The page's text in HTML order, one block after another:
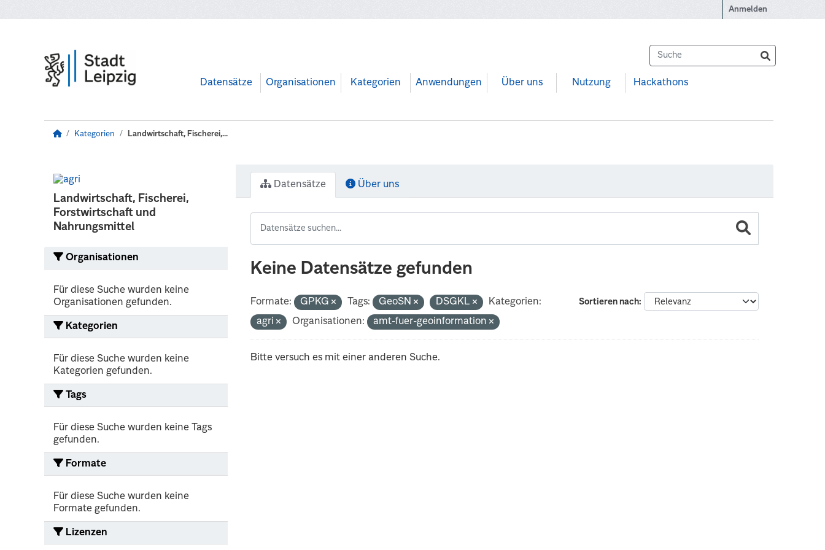
Anmelden
Datensätze Organisationen Kategorien Anwendungen Über uns Nutzung Hackathons
Kategorien Landwirtschaft, Fischerei,...
Landwirtschaft, Fischerei,
Forstwirtschaft und
Nahrungsmittel
Organisationen
Für diese Suche wurden keine
Organisationen gefunden.
Kategorien
Für diese Suche wurden keine
Kategorien gefunden.
Tags
Für diese Suche wurden keine Tags
gefunden.
Formate
Für diese Suche wurden keine
Formate gefunden.
Lizenzen
Datensätze Über uns
Keine Datensätze gefunden
Sortieren nach
Formate: GPKG Tags: GeoSN DSGKL
Kategorien:
agri
Organisationen: amt-fuer-geoinformation
Bitte versuch es mit einer anderen Suche.